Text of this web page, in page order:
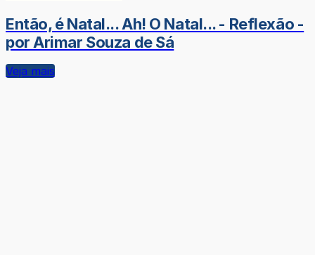
Então, é Natal... Ah! O Natal... - Reflexão -
por Arimar Souza de Sá
Veja mais